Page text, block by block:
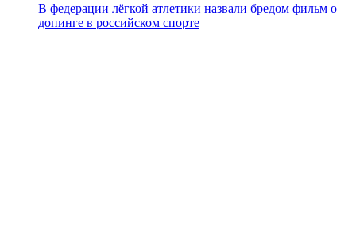
В федерации лёгкой атлетики назвали бредом фильм о
допинге в российском спорте